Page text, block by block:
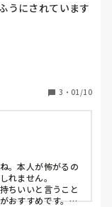
うにされています
。
す。
3 ・ 01/10
。本人が怖がるの
れません。
ちいいと言うこと
おすすめです。